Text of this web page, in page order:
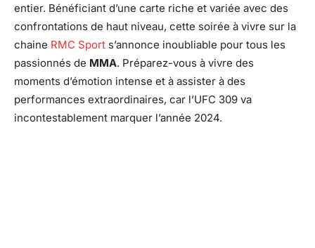
entier. Bénéficiant d’une carte riche et variée avec des
confrontations de haut niveau, cette soirée à vivre sur la
chaine RMC Sport s’annonce inoubliable pour tous les
passionnés de MMA. Préparez-vous à vivre des
moments d’émotion intense et à assister à des
performances extraordinaires, car l’UFC 309 va
incontestablement marquer l’année 2024.